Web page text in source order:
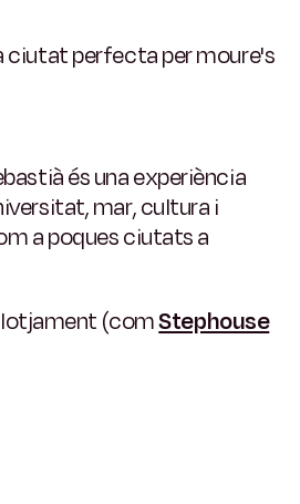
ciutat perfecta per moure's
és una experiència
mar, cultura i
a poques ciutats a
(comStephouse